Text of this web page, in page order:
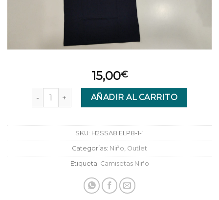
15,00€
Camiseta Element Hues Ss Boy Eclipse cantidad
AÑADIR AL CARRITO
SKU: H2SSA8 ELP8-1-1
Categorías: Niño Outlet
Etiqueta: Camisetas Niño